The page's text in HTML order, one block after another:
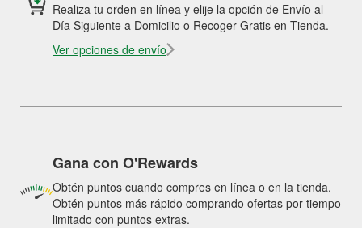
Realiza tu orden en línea y elije la opción de Envío al
Día Siguiente a Domicilio o Recoger Gratis en Tienda.
Ver opciones de envío
Gana con O'Rewards
Obtén puntos cuando compres en línea o en la tienda.
Obtén puntos más rápido comprando ofertas por tiempo
limitado con puntos extras.